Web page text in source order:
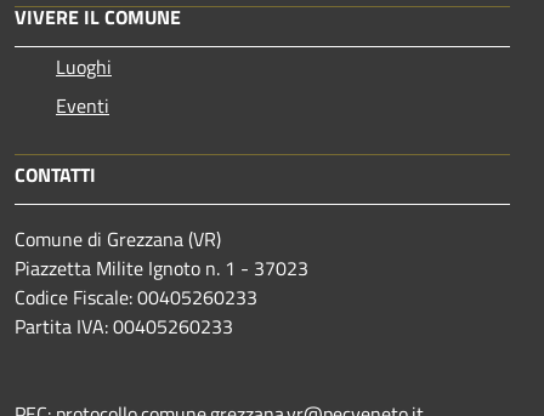
VIVERE IL COMUNE
Luoghi
Eventi
CONTATTI
Comune di Grezzana (VR)
Piazzetta Milite Ignoto n. 1 - 37023
Codice Fiscale: 00405260233
Partita IVA: 00405260233